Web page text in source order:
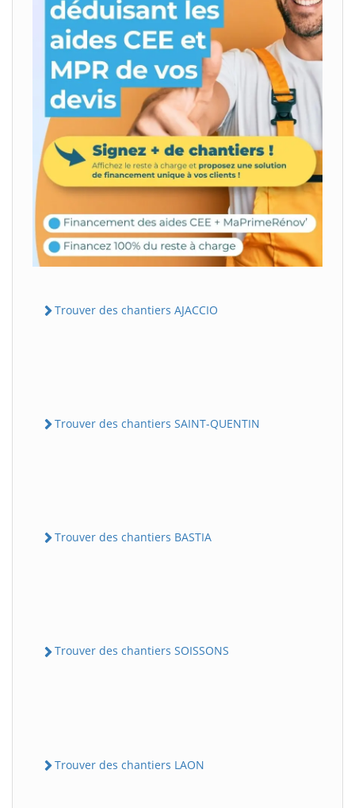
Trouver des chantiers AJACCIO
Trouver des chantiers SAINT-QUENTIN
Trouver des chantiers BASTIA
Trouver des chantiers SOISSONS
Trouver des chantiers LAON